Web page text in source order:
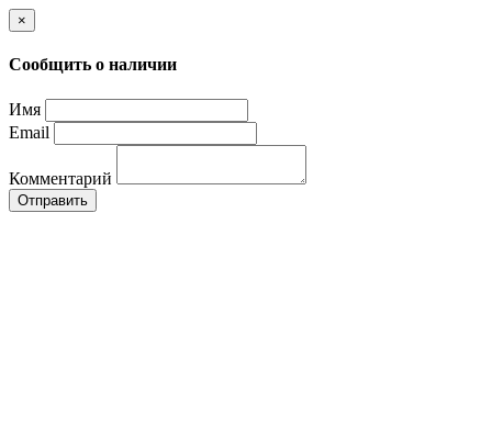
×
Сообщить о наличии
Имя
Email
Комментарий
Отправить